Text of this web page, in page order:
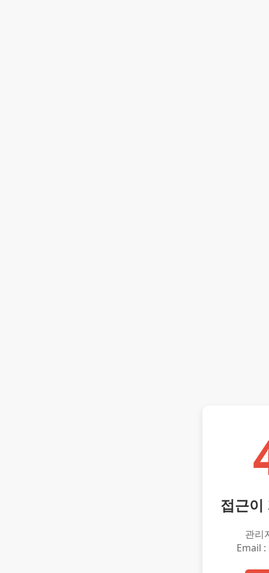
접근이
관리
Email